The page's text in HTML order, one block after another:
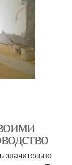
значительно